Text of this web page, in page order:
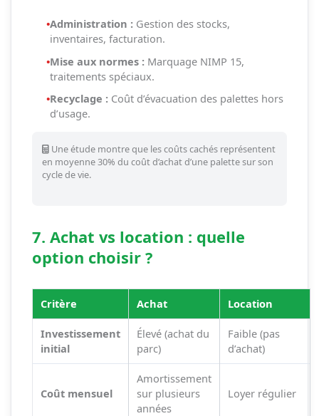
•Administration :Gestion des stocks,
inventaires, facturation.
•Mise aux normes :Marquage NIMP 15,
traitements spéciaux.
•Recyclage :Coût d’évacuation des palettes hors
d’usage.
Une étude montre que les coûts cachés représentent
en moyenne 30% du coût d’achat d’une palette sur son
cycle de vie.
7. Achat vs location : quelle
option choisir ?
Critère Achat Location
Investissement
initial
Élevé (achat du
parc)
Faible (pas
d’achat)
Coût mensuel
Amortissement
sur plusieurs
années
Loyer régulier